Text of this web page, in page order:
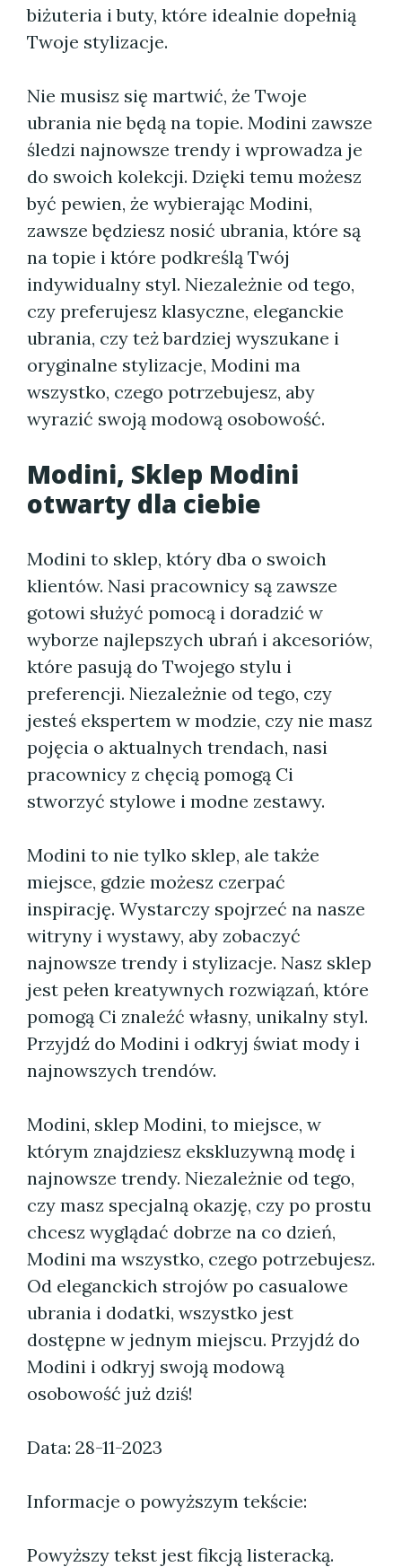
biżuteria i buty, które idealnie dopełnią
Twoje stylizacje.
Nie musisz się martwić, że Twoje
ubrania nie będą na topie. Modini zawsze
śledzi najnowsze trendy i wprowadza je
do swoich kolekcji. Dzięki temu możesz
być pewien, że wybierając Modini,
zawsze będziesz nosić ubrania, które są
na topie i które podkreślą Twój
indywidualny styl. Niezależnie od tego,
czy preferujesz klasyczne, eleganckie
ubrania, czy też bardziej wyszukane i
oryginalne stylizacje, Modini ma
wszystko, czego potrzebujesz, aby
wyrazić swoją modową osobowość.
Modini, Sklep Modini
otwarty dla ciebie
Modini to sklep, który dba o swoich
klientów. Nasi pracownicy są zawsze
gotowi służyć pomocą i doradzić w
wyborze najlepszych ubrań i akcesoriów,
które pasują do Twojego stylu i
preferencji. Niezależnie od tego, czy
jesteś ekspertem w modzie, czy nie masz
pojęcia o aktualnych trendach, nasi
pracownicy z chęcią pomogą Ci
stworzyć stylowe i modne zestawy.
Modini to nie tylko sklep, ale także
miejsce, gdzie możesz czerpać
inspirację. Wystarczy spojrzeć na nasze
witryny i wystawy, aby zobaczyć
najnowsze trendy i stylizacje. Nasz sklep
jest pełen kreatywnych rozwiązań, które
pomogą Ci znaleźć własny, unikalny styl.
Przyjdź do Modini i odkryj świat mody i
najnowszych trendów.
Modini, sklep Modini, to miejsce, w
którym znajdziesz ekskluzywną modę i
najnowsze trendy. Niezależnie od tego,
czy masz specjalną okazję, czy po prostu
chcesz wyglądać dobrze na co dzień,
Modini ma wszystko, czego potrzebujesz.
Od eleganckich strojów po casualowe
ubrania i dodatki, wszystko jest
dostępne w jednym miejscu. Przyjdź do
Modini i odkryj swoją modową
osobowość już dziś!
Data: 28-11-2023
Informacje o powyższym tekście:
Powyższy tekst jest fikcją listeracką.